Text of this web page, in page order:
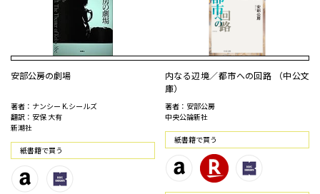
安部公房の劇場
著者：ナンシー K.シールズ
翻訳：安保 大有
新潮社
紙書籍で買う
内なる辺境／都市への回路 （中公文
庫）
著者：安部公房
中央公論新社
紙書籍で買う